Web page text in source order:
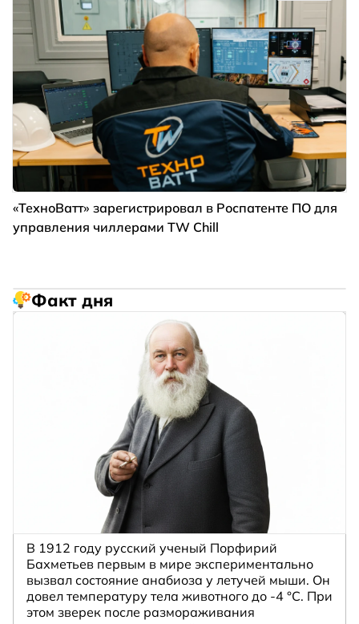
«ТехноВатт» зарегистрировал в Роспатенте ПО для
управления чиллерами TW Chill
Факт дня
В 1912 году русский ученый Порфирий
Бахметьев первым в мире экспериментально
вызвал состояние анабиоза у летучей мыши. Он
довел температуру тела животного до -4 °C. При
этом зверек после размораживания